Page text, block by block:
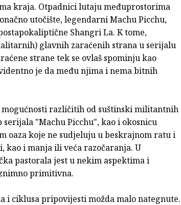
kraja. Otpadnici lutaju međuprostorima
utočište, legendarni Machu Picchu,
Shangri La. K tome,
glavnih zaraćenih strana u serijalu
strane tek se ovlaš spominju kao
je da među njima i nema bitnih
različitih od suštinski militantnih
"Machu Picchu", kao i okosnicu
oaza koje ne sudjeluju u beskrajnom ratu i
i manja ili veća razočaranja. U
pastorala jest u nekim aspektima i
primitivna.
i ciklusa pripovijesti možda malo nategnute.